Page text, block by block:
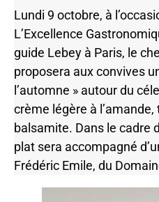
Lundi 9 octobre, à
L’Excellence
guide Lebey à Paris, le
proposera aux convives
l’automne » autour du
crème légère à
balsamite. Dans le cadre
plat sera accompagné
Frédéric Emile, du